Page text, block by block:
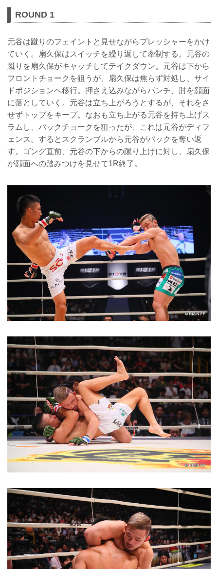
ROUND 1
元谷は蹴りのフェイントと見せながらプレッシャーをかけ
ていく。扇久保はスイッチを繰り返して牽制する。元谷の
蹴りを扇久保がキャッチしてテイクダウン。元谷は下から
フロントチョークを狙うが、扇久保は焦らず対処し、サイ
ドポジションへ移行。押さえ込みながらパンチ、肘を顔面
に落としていく。元谷は立ち上がろうとするが、それをさ
せずトップをキープ。なおも立ち上がる元谷を持ち上げス
ラムし、バックチョークを狙ったが、これは元谷がディフ
ェンス。するとスクランブルから元谷がバックを奪い返
す。ゴング直前、元谷の下からの蹴り上げに対し、扇久保
が顔面への踏みつけを見せて1R終了。